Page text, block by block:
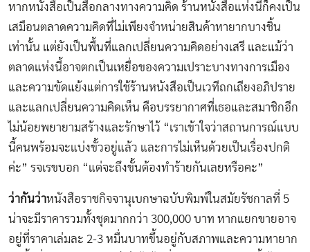
หากหนังสือเป็นสื่อกลางทางความคิด ร้านหนังสือแห่งนี้ก็คงเป็น
เสมือนตลาดความคิดที่ไม่เพียงจำหน่ายสินค้าหายากบางชิ้น
เท่านั้น แต่ยังเป็นพื้นที่แลกเปลี่ยนความคิดอย่างเสรี และแม้ว่า
ตลาดแห่งนี้อาจตกเป็นเหยื่อของความเปราะบางทางการเมือง
และความขัดแย้งแต่การใช้ร้านหนังสือเป็นเวทีถกเถียงอภิปราย
และแลกเปลี่ยนความคิดเห็น คือบรรยากาศที่เธอและสมาชิกอีก
ไม่น้อยพยายามสร้างและรักษาไว้ “เราเข้าใจว่าสถานการณ์แบบ
นี้คนพร้อมจะแบ่งขั้วอยู่แล้ว และการไม่เห็นด้วยเป็นเรื่องปกติ
ค่ะ” รจเรขบอก “แต่จะถึงขั้นต้องทำร้ายกันเลยหรือคะ”
ว่ากันว่าหนังสือราชกิจจานุเบกษาฉบับพิมพ์ในสมัยรัชกาลที่ 5
น่าจะมีราคารวมทั้งชุดมากกว่า 300,000 บาท หากแยกขายอาจ
อยู่ที่ราคาเล่มละ 2-3 หมื่นบาทขึ้นอยู่กับสภาพและความหายาก